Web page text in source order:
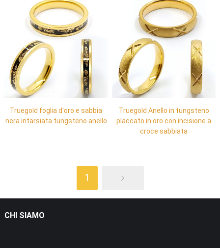
Truegold foglia d'oro e sabbia
nera intarsiata tungsteno anello
Truegold Anello in tungsteno
placcato in oro con incisione a
croce sabbiata
1
CHI SIAMO